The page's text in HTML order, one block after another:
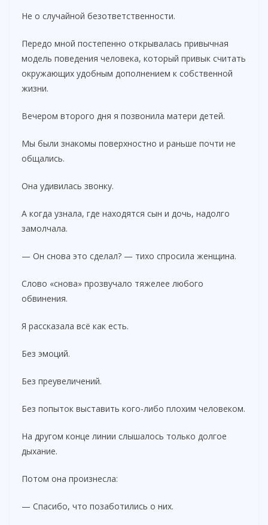
Не о случайной безответственности.
Передо мной постепенно открывалась привычная
модель поведения человека, который привык считать
окружающих удобным дополнением к собственной
жизни.
Вечером второго дня я позвонила матери детей.
Мы были знакомы поверхностно и раньше почти не
общались.
Она удивилась звонку.
А когда узнала, где находятся сын и дочь, надолго
замолчала.
— Он снова это сделал? — тихо спросила женщина.
Слово «снова» прозвучало тяжелее любого
обвинения.
Я рассказала всё как есть.
Без эмоций.
Без преувеличений.
Без попыток выставить кого-либо плохим человеком.
На другом конце линии слышалось только долгое
дыхание.
Потом она произнесла:
— Спасибо, что позаботились о них.